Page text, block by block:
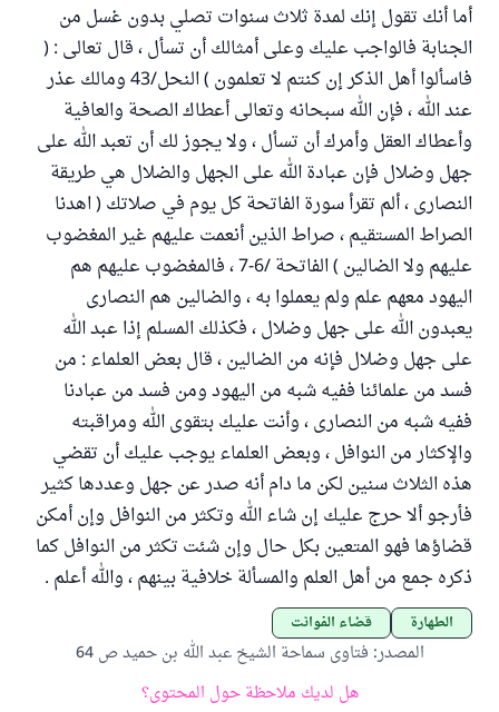
أما أنك تقول إنك لمدة ثلاث سنوات تصلي بدون غسل من
الجنابة فالواجب عليك وعلى أمثالك أن تسأل ، قال تعالى : (
فاسألوا أهل الذكر إن كنتم لا تعلمون ) النحل/43 ومالك عذر
عند الله ، فإن الله سبحانه وتعالى أعطاك الصحة والعافية
وأعطاك العقل وأمرك أن تسأل ، ولا يجوز لك أن تعبد الله على
جهل وضلال فإن عبادة الله على الجهل والضلال هي طريقة
النصارى ، ألم تقرأ سورة الفاتحة كل يوم في صلاتك ( اهدنا
الصراط المستقيم ، صراط الذين أنعمت عليهم غير المغضوب
عليهم ولا الضالين ) الفاتحة /6-7 ، فالمغضوب عليهم هم
اليهود معهم علم ولم يعملوا به ، والضالين هم النصارى
يعبدون الله على جهل وضلال ، فكذلك المسلم إذا عبد الله
على جهل وضلال فإنه من الضالين ، قال بعض العلماء : من
فسد من علمائنا ففيه شبه من اليهود ومن فسد من عبادنا
ففيه شبه من النصارى ، وأنت عليك بتقوى الله ومراقبته
والإكثار من النوافل ، وبعض العلماء يوجب عليك أن تقضي
هذه الثلاث سنين لكن ما دام أنه صدر عن جهل وعددها كثير
فأرجو ألا حرج عليك إن شاء الله وتكثر من النوافل وإن أمكن
قضاؤها فهو المتعين بكل حال وإن شئت تكثر من النوافل كما
ذكره جمع من أهل العلم والمسألة خلافية بينهم ، والله أعلم .
الطهارة قضاء الفوائت
المصدر: فتاوى سماحة الشيخ عبد الله بن حميد ص 64
هل لديك ملاحظة حول المحتوى؟